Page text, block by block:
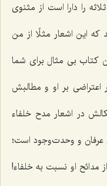
را دارا است از مثنوى
كه اين اشعار مثلًا از من
كتاب بى ‌مثال براى شما
اعتراضى بر او و مطالبش
در اشعار مدح خلفاء
عرفان و وحدت‌وجود است؛
مدائح او نسبت به خلفاء!